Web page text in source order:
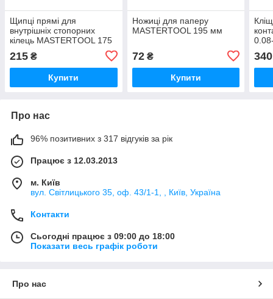
Щипці прямі для
внутрішніх стопорних
кілець MASTERTOOL 175
215 ₴
Купити
Ножиці для паперу
MASTERTOOL 195 мм
72₴
Купити
340
Про нас
96% позитивних з 317 відгуків за рік
Працює з 12.03.2013
м. Київ
вул. Світлицького 35, оф. 43/1-1, , Київ, Україна
Контакти
Сьогодні працює з 09:00 до 18:00
Показати весь графік роботи
Про нас